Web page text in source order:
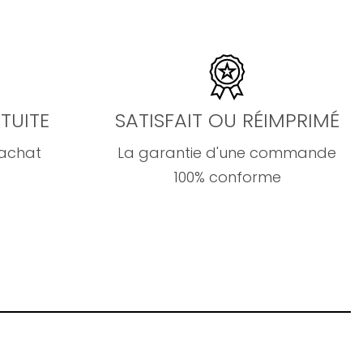
SATISFAIT OU RÉIMPRIMÉ
La garantie d'une commande
100% conforme